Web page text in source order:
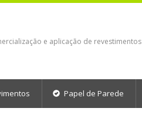
e aplicação de revestimentos
Papel de Parede